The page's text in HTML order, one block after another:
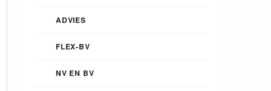
ADVIES
FLEX-BV
NV EN BV